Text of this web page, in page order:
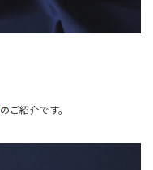
のご紹介です。